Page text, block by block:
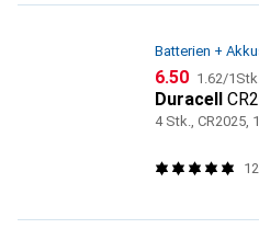
Batterien +
CHF
6.50 CHF
1.62/
Duracell
4 Stk., CR2025,